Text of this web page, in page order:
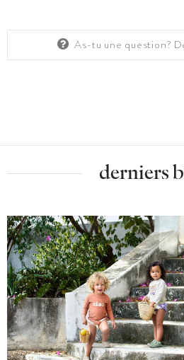
As-tu une question?
derniers